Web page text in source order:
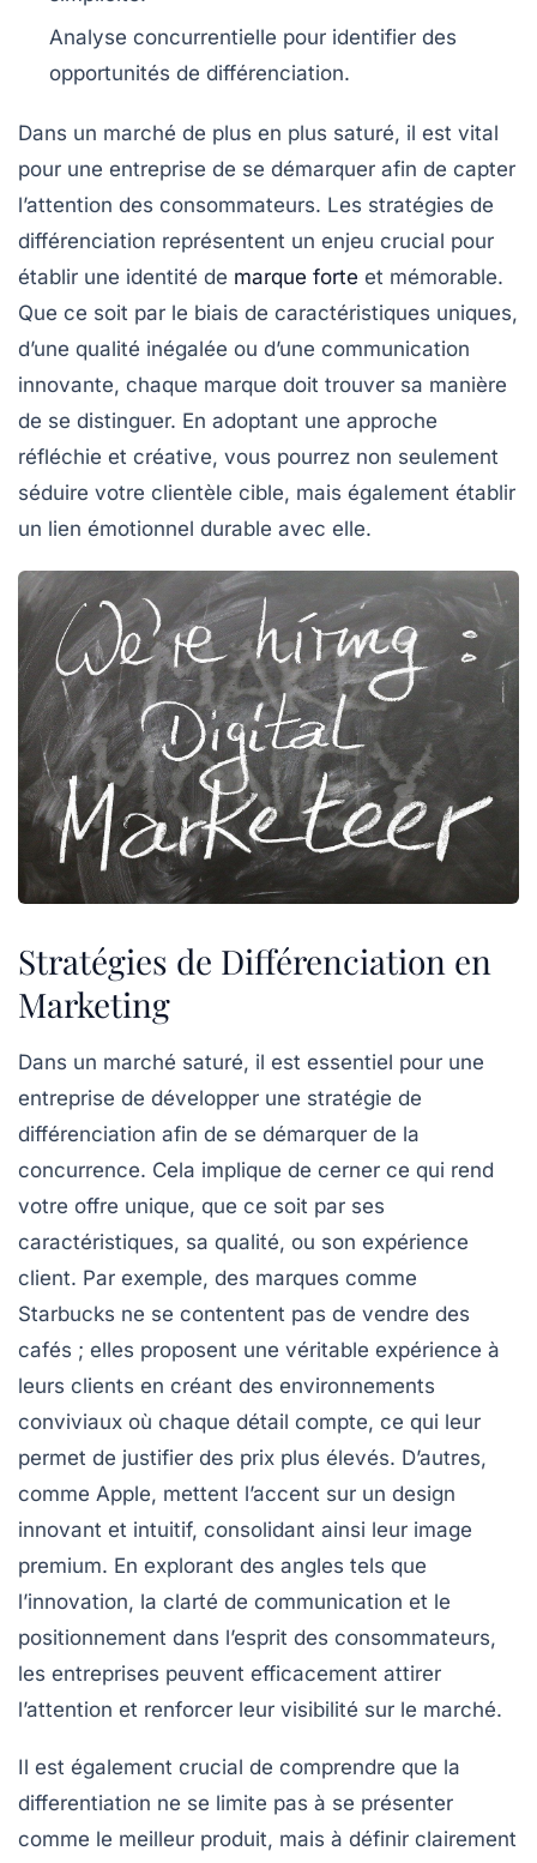
Analyse concurrentielle pour identifier des
opportunités de différenciation.
Dans un marché de plus en plus saturé, il est vital
pour une entreprise de se démarquer afin de capter
l’attention des consommateurs. Les stratégies de
différenciation représentent un enjeu crucial pour
établir une identité de marque forte et mémorable.
Que ce soit par le biais de caractéristiques uniques,
d’une qualité inégalée ou d’une communication
innovante, chaque marque doit trouver sa manière
de se distinguer. En adoptant une approche
réfléchie et créative, vous pourrez non seulement
séduire votre clientèle cible, mais également établir
un lien émotionnel durable avec elle.
Stratégies de Différenciation en
Marketing
Dans un marché saturé, il est essentiel pour une
entreprise de développer une stratégie de
différenciation afin de se démarquer de la
concurrence. Cela implique de cerner ce qui rend
votre offre unique, que ce soit par ses
caractéristiques, sa qualité, ou son expérience
client. Par exemple, des marques comme
Starbucks ne se contentent pas de vendre des
cafés ; elles proposent une véritable expérience à
leurs clients en créant des environnements
conviviaux où chaque détail compte, ce qui leur
permet de justifier des prix plus élevés. D’autres,
comme Apple, mettent l’accent sur un design
innovant et intuitif, consolidant ainsi leur image
premium. En explorant des angles tels que
l’innovation, la clarté de communication et le
positionnement dans l’esprit des consommateurs,
les entreprises peuvent efficacement attirer
l’attention et renforcer leur visibilité sur le marché.
Il est également crucial de comprendre que la
differentiation ne se limite pas à se présenter
comme le meilleur produit, mais à définir clairement